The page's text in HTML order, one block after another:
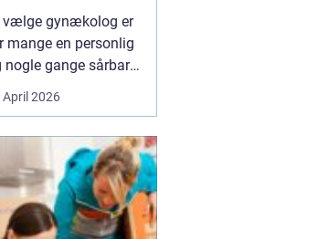
vælge gynækolog er
mange en personlig
nogle gange sårbar
Man skal
føle sig tryg, hørt
som København
det være svært at
sig overblik over
mange muligheder,
April 2026